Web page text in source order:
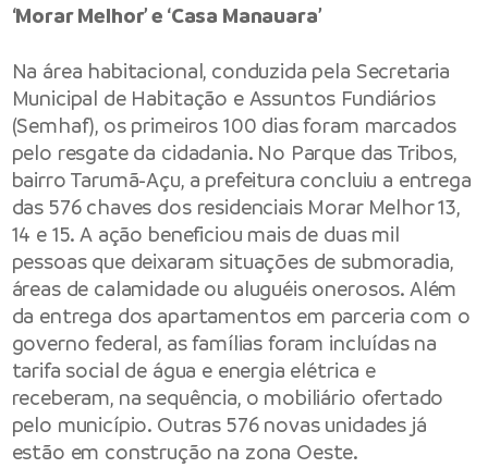
‘Morar Melhor’ e ‘Casa Manauara’
Na área habitacional, conduzida pela Secretaria
Municipal de Habitação e Assuntos Fundiários
(Semhaf), os primeiros 100 dias foram marcados
pelo resgate da cidadania. No Parque das Tribos,
bairro Tarumã-Açu, a prefeitura concluiu a entrega
das 576 chaves dos residenciais Morar Melhor 13,
14 e 15. A ação beneficiou mais de duas mil
pessoas que deixaram situações de submoradia,
áreas de calamidade ou aluguéis onerosos. Além
da entrega dos apartamentos em parceria com o
governo federal, as famílias foram incluídas na
tarifa social de água e energia elétrica e
receberam, na sequência, o mobiliário ofertado
pelo município. Outras 576 novas unidades já
estão em construção na zona Oeste.